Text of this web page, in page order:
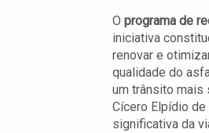
O programa de
iniciativa
renovar e
qualidade do
um trânsito mais
Cícero Elpídio
significativa da